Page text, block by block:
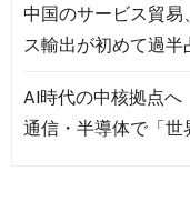
中国のサービス貿
ス輸出が初めて過半
AI時代の中核拠点
通信・半導体で「世